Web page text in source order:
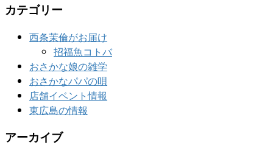
カテゴリー
西条茉倫がお届け
招福魚コトバ
おさかな娘の雑学
おさかなパパの唄
店舗イベント情報
東広島の情報
アーカイブ